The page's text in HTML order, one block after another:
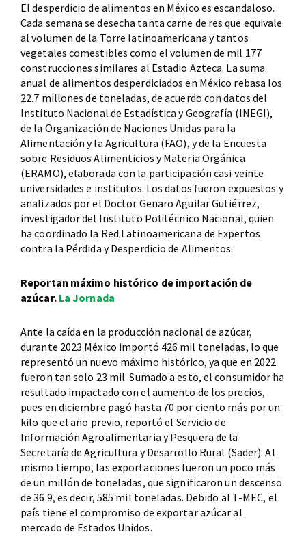
El desperdicio de alimentos en México es escandaloso.
Cada semana se desecha tanta carne de res que equivale
al volumen de la Torre latinoamericana y tantos
vegetales comestibles como el volumen de mil 177
construcciones similares al Estadio Azteca. La suma
anual de alimentos desperdiciados en México rebasa los
22.7 millones de toneladas, de acuerdo con datos del
Instituto Nacional de Estadística y Geografía (INEGI),
de la Organización de Naciones Unidas para la
Alimentación y la Agricultura (FAO), y de la Encuesta
sobre Residuos Alimenticios y Materia Orgánica
(ERAMO), elaborada con la participación casi veinte
universidades e institutos. Los datos fueron expuestos y
analizados por el Doctor Genaro Aguilar Gutiérrez,
investigador del Instituto Politécnico Nacional, quien
ha coordinado la Red Latinoamericana de Expertos
contra la Pérdida y Desperdicio de Alimentos.
Reportan máximo histórico de importación de
azúcar. La Jornada
Ante la caída en la producción nacional de azúcar,
durante 2023 México importó 426 mil toneladas, lo que
representó un nuevo máximo histórico, ya que en 2022
fueron tan solo 23 mil. Sumado a esto, el consumidor ha
resultado impactado con el aumento de los precios,
pues en diciembre pagó hasta 70 por ciento más por un
kilo que el año previo, reportó el Servicio de
Información Agroalimentaria y Pesquera de la
Secretaría de Agricultura y Desarrollo Rural (Sader). Al
mismo tiempo, las exportaciones fueron un poco más
de un millón de toneladas, que significaron un descenso
de 36.9, es decir, 585 mil toneladas. Debido al T-MEC, el
país tiene el compromiso de exportar azúcar al
mercado de Estados Unidos.